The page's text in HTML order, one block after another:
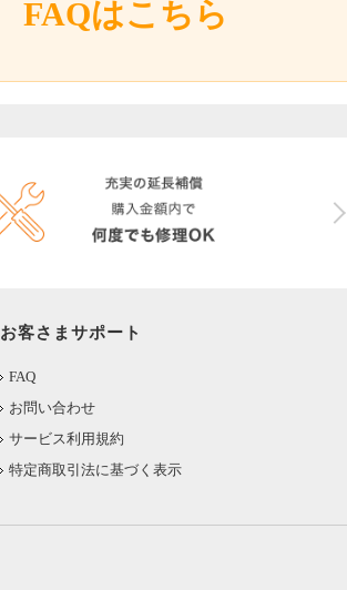
FAQはこちら
お客さまサポート
FAQ
お問い合わせ
サービス利用規約
特定商取引法に基づく表示